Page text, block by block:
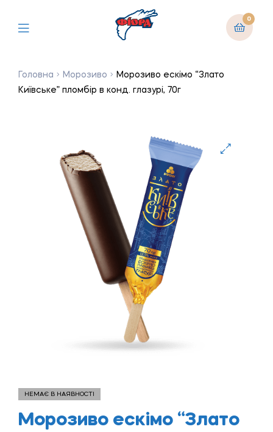
0
Головна Морозиво
Морозиво ескімо “Злато
Київське” пломбір в конд. глазурі, 70г
НЕМАЄ В НАЯВНОСТІ
Морозиво ескімо “Злато